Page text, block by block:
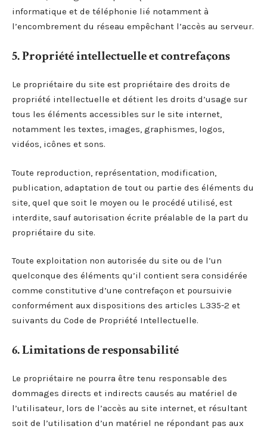
informatique et de téléphonie lié notamment à
l’encombrement du réseau empêchant l’accès au serveur.
5. Propriété intellectuelle et contrefaçons
Le propriétaire du site est propriétaire des droits de
propriété intellectuelle et détient les droits d’usage sur
tous les éléments accessibles sur le site internet,
notamment les textes, images, graphismes, logos,
vidéos, icônes et sons.
Toute reproduction, représentation, modification,
publication, adaptation de tout ou partie des éléments du
site, quel que soit le moyen ou le procédé utilisé, est
interdite, sauf autorisation écrite préalable de la part du
propriétaire du site.
Toute exploitation non autorisée du site ou de l’un
quelconque des éléments qu’il contient sera considérée
comme constitutive d’une contrefaçon et poursuivie
conformément aux dispositions des articles L.335-2 et
suivants du Code de Propriété Intellectuelle.
6. Limitations de responsabilité
Le propriétaire ne pourra être tenu responsable des
dommages directs et indirects causés au matériel de
l’utilisateur, lors de l’accès au site internet, et résultant
soit de l’utilisation d’un matériel ne répondant pas aux